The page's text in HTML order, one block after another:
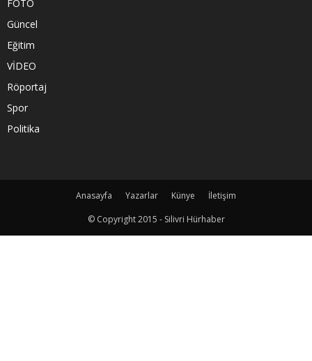
FOTO
Güncel
Eğitim
VİDEO
Röportaj
Spor
Politika
Anasayfa Yazarlar Künye
İletişim
© Copyright 2015 - Silivri Hürhaber